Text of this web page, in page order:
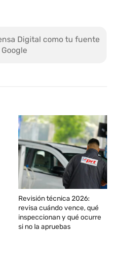
Digital como tu fuente
Revisión técnica 2026:
revisa cuándo vence, qué
inspeccionan y qué ocurre
si no la apruebas